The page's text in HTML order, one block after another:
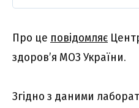
Про це повідомляє
здоров’я МОЗ України.
Згідно з даними